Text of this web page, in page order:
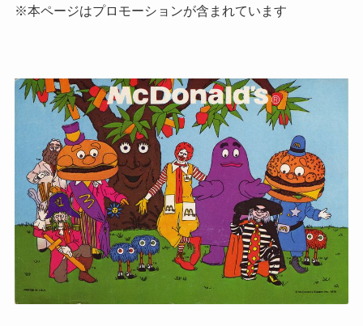
※本ページはプロモーションが含まれています